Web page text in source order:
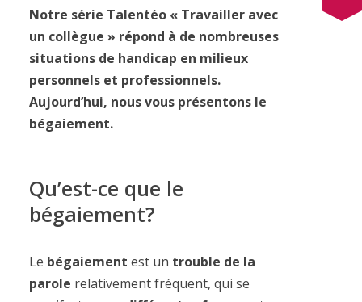
Notre série Talentéo « Travailler avec
un collègue » répond à de nombreuses
situations de handicap en milieux
personnels et professionnels.
Aujourd’hui, nous vous présentons le
bégaiement.
Qu’est-ce que le
bégaiement?
Le bégaiement est un trouble de la
parole relativement fréquent, qui se